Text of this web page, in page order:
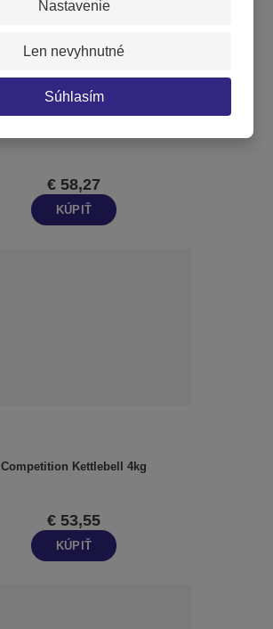
Nastavenie
Len nevyhnutné
Súhlasím
€ 58,27
KÚPIŤ
Competition Kettlebell 4kg
€ 53,55
KÚPIŤ